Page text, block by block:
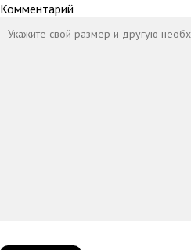
Комментарий